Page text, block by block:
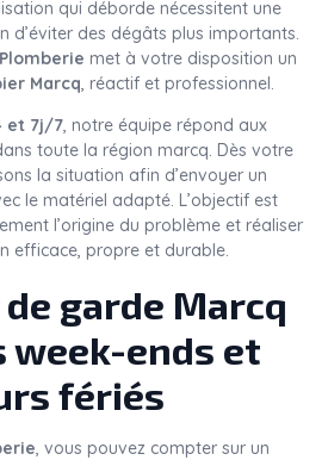
qui déborde nécessitent une
d’éviter des dégâts plus importants.
met à votre disposition un
Marcq, réactif et professionnel.
et 7j/7, notre équipe répond aux
toute la région marcq. Dès votre
la situation afin d’envoyer un
le matériel adapté. L’objectif est
l’origine du problème et réaliser
efficace, propre et durable.
garde Marcq
week-ends et
fériés
, vous pouvez compter sur un